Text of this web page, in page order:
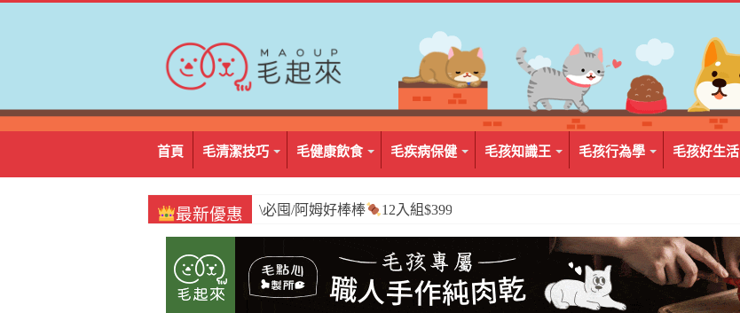
首頁 毛清潔技巧 毛健康飲食 毛疾病保健 毛孩知識王 毛孩行為學 毛孩好生活
最新優惠 \必囤/阿姆好棒棒 12入組$399